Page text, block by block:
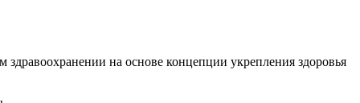
на основе концепции укрепления здоровья